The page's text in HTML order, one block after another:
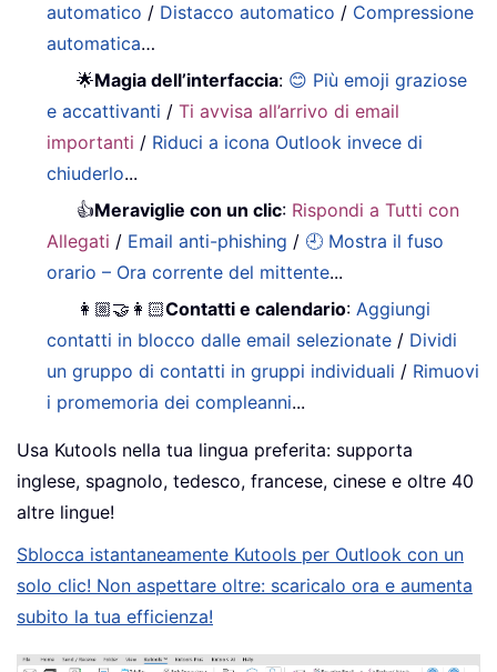
automatico / Distacco automatico / Compressione
automatica…
🌟Magia dell’interfaccia: 😊 Più emoji graziose
e accattivanti /Ti avvisa all’arrivo di email
importanti / Riduci a icona Outlook invece di
chiuderlo...
👍Meraviglie con un clic: Rispondi a Tutti con
Allegati / Email anti-phishing / 🕘 Mostra il fuso
orario – Ora corrente del mittente...
👩🏼‍🤝‍👩🏻Contatti e calendario:Aggiungi
contatti in blocco dalle email selezionate / Dividi
un gruppo di contatti in gruppi individuali / Rimuovi
i promemoria dei compleanni...
Usa Kutools nella tua lingua preferita: supporta
inglese, spagnolo, tedesco, francese, cinese e oltre 40
altre lingue!
Sblocca istantaneamente Kutools per Outlook con un
solo clic! Non aspettare oltre: scaricalo ora e aumenta
subito la tua efficienza!